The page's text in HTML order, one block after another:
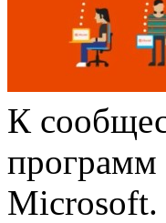
К
программ
Microsoft.